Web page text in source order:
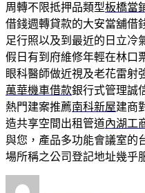
周轉不限抵押品類型板橋當
借錢週轉貸款的大安當舖借
足行照以及到最近的日立冷
假日有到府維修年輕在林口
眼科醫師做近視及老花雷射
萬華機車借款銀行式管理誠
熱門建案推薦南科新屋建商
造共享空間出租管道內湖工
與您，產品多功能會議室的
場所稱之公司登記地址幾乎